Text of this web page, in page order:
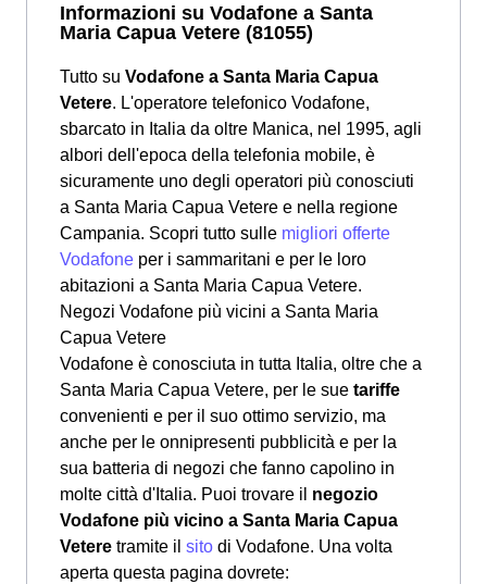
Informazioni su Vodafone a Santa
Maria Capua Vetere (81055)
Tutto su Vodafone a Santa Maria Capua
Vetere. L'operatore telefonico Vodafone,
sbarcato in Italia da oltre Manica, nel 1995, agli
albori dell'epoca della telefonia mobile, è
sicuramente uno degli operatori più conosciuti
a Santa Maria Capua Vetere e nella regione
Campania. Scopri tutto sulle migliori offerte
Vodafone per i sammaritani e per le loro
abitazioni a Santa Maria Capua Vetere.
Negozi Vodafone più vicini a Santa Maria
Capua Vetere
Vodafone è conosciuta in tutta Italia, oltre che a
Santa Maria Capua Vetere, per le sue tariffe
convenienti e per il suo ottimo servizio, ma
anche per le onnipresenti pubblicità e per la
sua batteria di negozi che fanno capolino in
molte città d'Italia. Puoi trovare il negozio
Vodafone più vicino a Santa Maria Capua
Vetere tramite il sito di Vodafone. Una volta
aperta questa pagina dovrete: